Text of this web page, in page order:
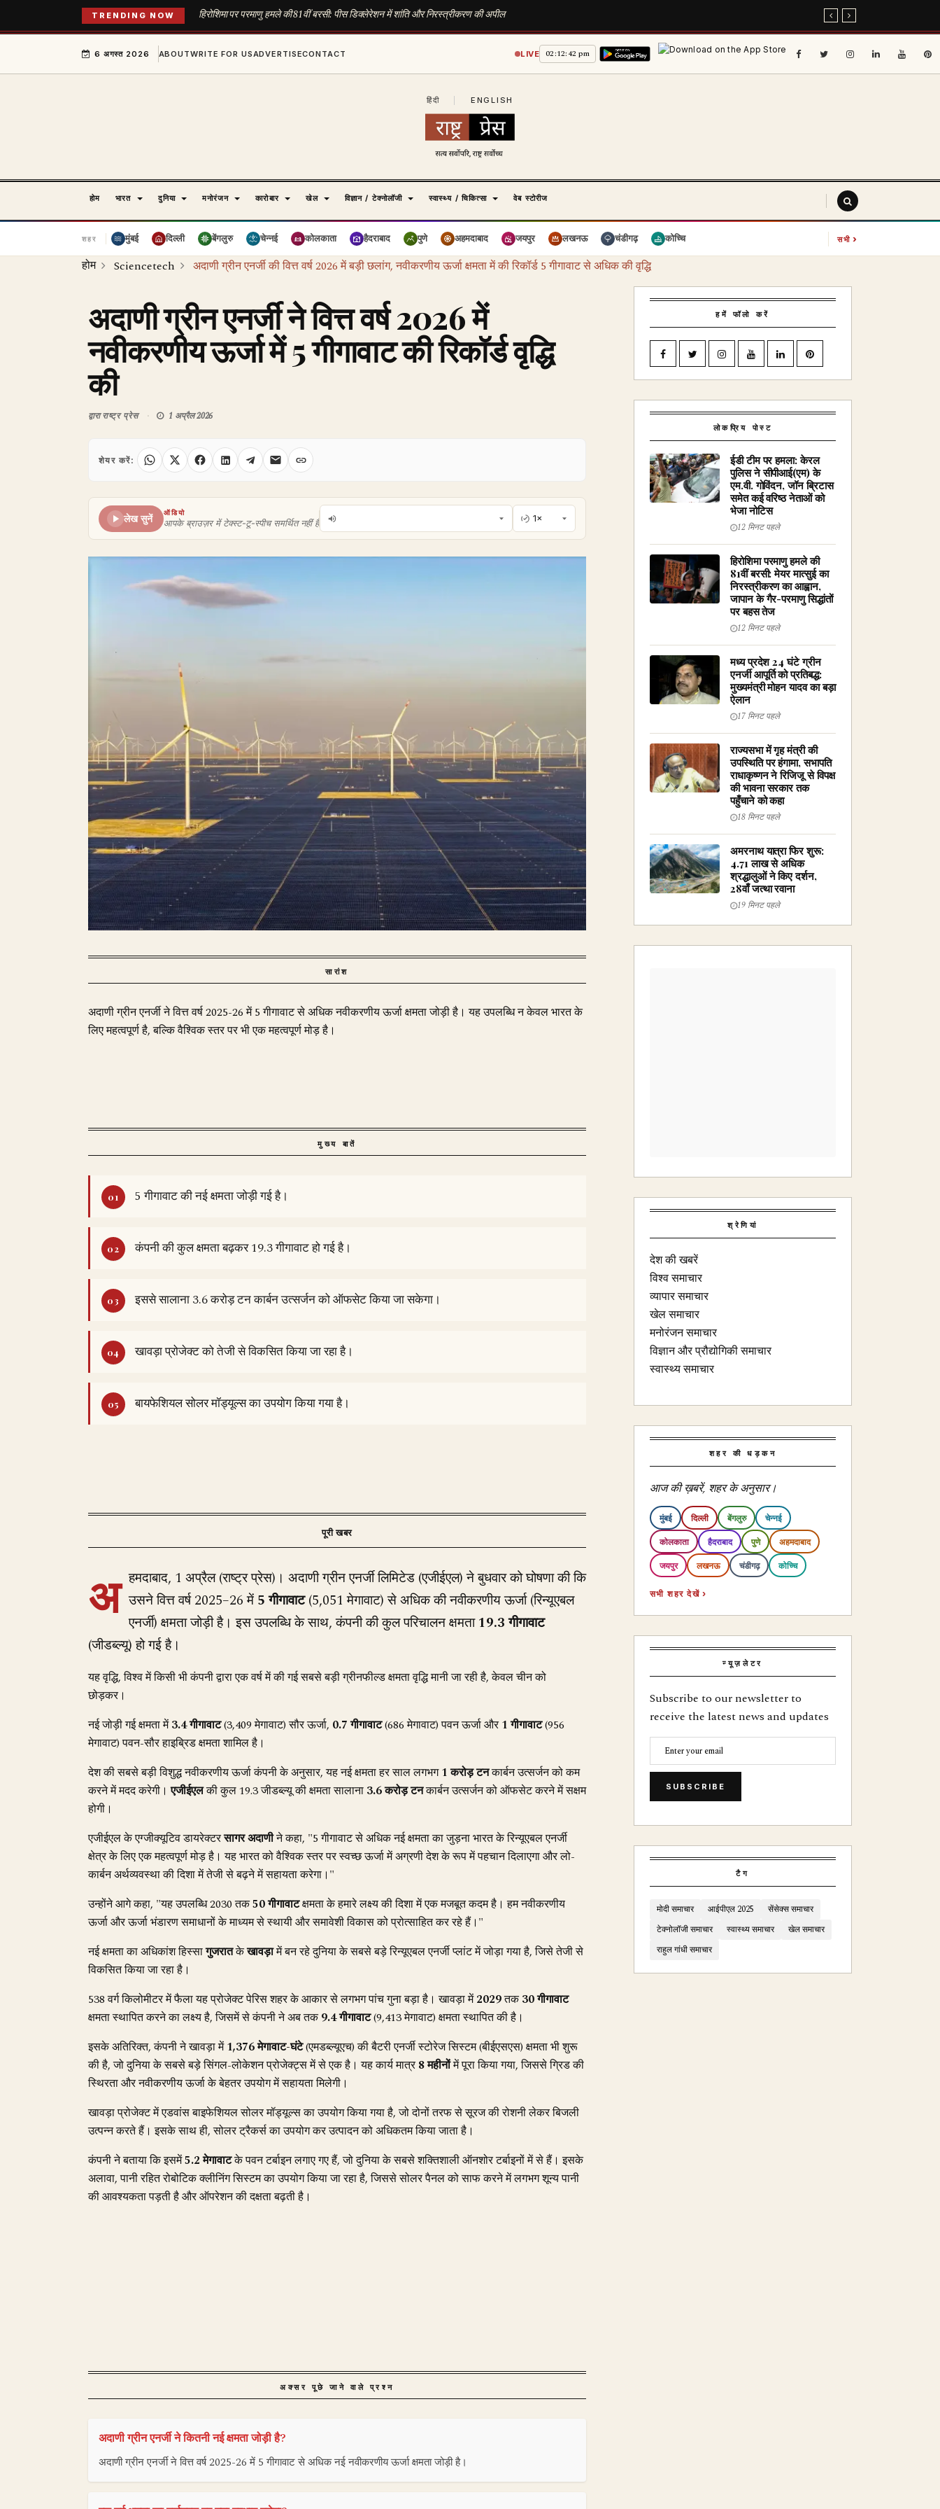
TRENDING NOW हिरोशिमा पर परमाणु हमले की 81वीं बरसी: पीस डिक्लेरेशन में शांति और निरस्त्रीकरण की अपील
6 अगस्त 2026 ABOUTWRITE FOR USADVERTISECONTACT LIVE 02:12:43 pm
हिंदी ENGLISH
होम भारत दुनिया मनोरंजन कारोबार खेल विज्ञान / टेक्नोलॉजी स्वास्थ्य / चिकित्सा वेब स्टोरीज
शहर मुंबई दिल्ली बेंगलुरु चेन्नई कोलकाता हैदराबाद पुणे अहमदाबाद जयपुर लखनऊ चंडीगढ़ कोच्चि सभी›
होम Sciencetech अदाणी ग्रीन एनर्जी की वित्त वर्ष 2026 में बड़ी छलांग, नवीकरणीय ऊर्जा क्षमता में की रिकॉर्ड 5 गीगावाट से अधिक की वृद्धि
अदाणी ग्रीन एनर्जी ने वित्त वर्ष 2026 में
नवीकरणीय ऊर्जा में 5 गीगावाट की रिकॉर्ड वृद्धि
की
द्वाराराष्ट्र प्रेस 1 अप्रैल 2026
शेयर करें:
लेख सुनें
ऑडियो
आपके ब्राउज़र में टेक्स्ट-टू-स्पीच समर्थित नहीं है
सारांश
अदाणी ग्रीन एनर्जी ने वित्त वर्ष 2025-26 में 5 गीगावाट से अधिक नवीकरणीय ऊर्जा क्षमता जोड़ी है। यह उपलब्धि न केवल भारत के
लिए महत्वपूर्ण है, बल्कि वैश्विक स्तर पर भी एक महत्वपूर्ण मोड़ है।
मुख्य बातें
5 गीगावाट की नई क्षमता जोड़ी गई है।
कंपनी की कुल क्षमता बढ़कर 19.3 गीगावाट हो गई है।
इससे सालाना 3.6 करोड़ टन कार्बन उत्सर्जन को ऑफसेट किया जा सकेगा।
खावड़ा प्रोजेक्ट को तेजी से विकसित किया जा रहा है।
बायफेशियल सोलर मॉड्यूल्स का उपयोग किया गया है।
अ हमदाबाद, 1 अप्रैल (राष्ट्र प्रेस)। अदाणी ग्रीन एनर्जी लिमिटेड (एजीईएल) ने बुधवार को घोषणा की कि
उसने वित्त वर्ष 2025–26 में 5 गीगावाट(5,051 मेगावाट) से अधिक की नवीकरणीय ऊर्जा (रिन्यूएबल
एनर्जी) क्षमता जोड़ी है। इस उपलब्धि के साथ, कंपनी की कुल परिचालन क्षमता19.3 गीगावाट
(जीडब्ल्यू) हो गई है।
यह वृद्धि, विश्व में किसी भी कंपनी द्वारा एक वर्ष में की गई सबसे बड़ी ग्रीनफील्ड क्षमता वृद्धि मानी जा रही है, केवल चीन को
छोड़कर।
नई जोड़ी गई क्षमता में3.4 गीगावाट(3,409 मेगावाट) सौर ऊर्जा, 0.7 गीगावाट(686 मेगावाट) पवन ऊर्जा और1 गीगावाट(956
मेगावाट) पवन-सौर हाइब्रिड क्षमता शामिल है।
देश की सबसे बड़ी विशुद्ध नवीकरणीय ऊर्जा कंपनी के अनुसार, यह नई क्षमता हर साल लगभग1 करोड़ टनकार्बन उत्सर्जन को कम
करने में मदद करेगी।एजीईएलकी कुल 19.3 जीडब्ल्यू की क्षमता सालाना 3.6 करोड़ टनकार्बन उत्सर्जन को ऑफसेट करने में सक्षम
होगी।
एजीईएल के एग्जीक्यूटिव डायरेक्टरसागर अदाणीने कहा, "5 गीगावाट से अधिक नई क्षमता का जुड़ना भारत के रिन्यूएबल एनर्जी
क्षेत्र के लिए एक महत्वपूर्ण मोड़ है। यह भारत को वैश्विक स्तर पर स्वच्छ ऊर्जा में अग्रणी देश के रूप में पहचान दिलाएगा और लो-
कार्बन अर्थव्यवस्था की दिशा में तेजी से बढ़ने में सहायता करेगा।"
उन्होंने आगे कहा, "यह उपलब्धि 2030 तक50 गीगावाटक्षमता के हमारे लक्ष्य की दिशा में एक मजबूत कदम है। हम नवीकरणीय
ऊर्जा और ऊर्जा भंडारण समाधानों के माध्यम से स्थायी और समावेशी विकास को प्रोत्साहित कर रहे हैं।"
नई क्षमता का अधिकांश हिस्सागुजरातकेखावड़ामें बन रहे दुनिया के सबसे बड़े रिन्यूएबल एनर्जी प्लांट में जोड़ा गया है, जिसे तेजी से
विकसित किया जा रहा है।
538 वर्ग किलोमीटर में फैला यह प्रोजेक्ट पेरिस शहर के आकार से लगभग पांच गुना बड़ा है। खावड़ा में2029तक30 गीगावाट
क्षमता स्थापित करने का लक्ष्य है, जिसमें से कंपनी ने अब तक9.4 गीगावाट(9,413 मेगावाट) क्षमता स्थापित की है।
इसके अतिरिक्त, कंपनी ने खावड़ा में1,376 मेगावाट-घंटे(एमडब्ल्यूएच) की बैटरी एनर्जी स्टोरेज सिस्टम (बीईएसएस) क्षमता भी शुरू
की है, जो दुनिया के सबसे बड़े सिंगल-लोकेशन प्रोजेक्ट्स में से एक है। यह कार्य मात्र8 महीनोंमें पूरा किया गया, जिससे ग्रिड की
स्थिरता और नवीकरणीय ऊर्जा के बेहतर उपयोग में सहायता मिलेगी।
खावड़ा प्रोजेक्ट में एडवांस बाइफेशियल सोलर मॉड्यूल्स का उपयोग किया गया है, जो दोनों तरफ से सूरज की रोशनी लेकर बिजली
उत्पन्न करते हैं। इसके साथ ही, सोलर ट्रैकर्स का उपयोग कर उत्पादन को अधिकतम किया जाता है।
कंपनी ने बताया कि इसमें5.2 मेगावाटके पवन टर्बाइन लगाए गए हैं, जो दुनिया के सबसे शक्तिशाली ऑनशोर टर्बाइनों में से हैं। इसके
अलावा, पानी रहित रोबोटिक क्लीनिंग सिस्टम का उपयोग किया जा रहा है, जिससे सोलर पैनल को साफ करने में लगभग शून्य पानी
की आवश्यकता पड़ती है और ऑपरेशन की दक्षता बढ़ती है।
अक्सर पूछे जाने वाले प्रश्न
अदाणी ग्रीन एनर्जी ने कितनी नई क्षमता जोड़ी है?
अदाणी ग्रीन एनर्जी ने वित्त वर्ष 2025-26 में 5 गीगावाट से अधिक नई नवीकरणीय ऊर्जा क्षमता जोड़ी है।
हमें फॉलो करें
लोकप्रिय पोस्ट
ईडी टीम पर हमला: केरल
पुलिस ने सीपीआई(एम) के
एम.वी. गोविंदन, जॉन ब्रिटास
समेत कई वरिष्ठ नेताओं को
भेजा नोटिस
12 मिनट पहले
हिरोशिमा परमाणु हमले की
81वीं बरसी: मेयर मात्सुई का
निरस्त्रीकरण का आह्वान,
जापान के गैर-परमाणु सिद्धांतों
पर बहस तेज
12 मिनट पहले
मध्य प्रदेश 24 घंटे ग्रीन
एनर्जी आपूर्ति को प्रतिबद्ध:
मुख्यमंत्री मोहन यादव का बड़ा
ऐलान
17 मिनट पहले
राज्यसभा में गृह मंत्री की
उपस्थिति पर हंगामा, सभापति
राधाकृष्णन ने रिजिजू से विपक्ष
की भावना सरकार तक
पहुँचाने को कहा
18 मिनट पहले
अमरनाथ यात्रा फिर शुरू:
4.71 लाख से अधिक
श्रद्धालुओं ने किए दर्शन,
28वाँ जत्था रवाना
19 मिनट पहले
श्रेणियां
देश की खबरें
विश्व समाचार
व्यापार समाचार
खेल समाचार
मनोरंजन समाचार
विज्ञान और प्रौद्योगिकी समाचार
स्वास्थ्य समाचार
शहर की धड़कन
आज की ख़बरें, शहर के अनुसार।
मुंबई दिल्ली बेंगलुरु चेन्नई
कोलकाता हैदराबाद पुणे अहमदाबाद
जयपुर लखनऊ चंडीगढ़ कोच्चि
सभी शहर देखें ›
न्यूज़लेटर
Subscribe to our newsletter to
receive the latest news and updates
SUBSCRIBE
टैग
मोदी समाचार आईपीएल 2025
सेंसेक्स समाचार
टेक्नोलॉजी समाचार
स्वास्थ्य समाचार
खेल समाचार
राहुल गांधी समाचार